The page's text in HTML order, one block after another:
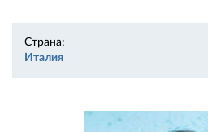
Страна:
Италия